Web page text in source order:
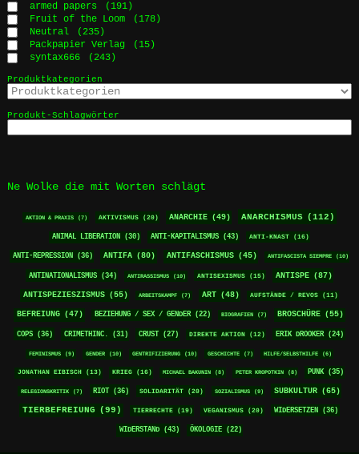
armed papers
(191)
Fruit of the Loom
(178)
Neutral
(235)
Packpapier Verlag
(15)
syntax666
(243)
Produktkategorien
Produkt-Schlagwörter
Ne Wolke die mit Worten schlägt
AKTION & PRAXIS (7) AKTIVISMUS (20) ANARCHIE (49) ANARCHISMUS (112)
ANIMAL LIBERATION (30) ANTI-KAPITALISMUS (43) ANTI-KNAST (16)
ANTI-REPRESSION (36) ANTIFA (80) ANTIFASCHISMUS (45) ANTIFASCISTA SIEMPRE (10)
ANTINATIONALISMUS (34) ANTIRASSISMUS (10) ANTISEXISMUS (15) ANTISPE (87)
ANTISPEZIESZISMUS (55) ARBEITSKAMPF (7) ART (48) AUFSTÄNDE / REVOS (11)
BEFREIUNG (47) BEZIEHUNG / SEX / GENDER (22) BIOGRAFIEN (7) BROSCHÜRE (55)
COPS (36) CRIMETHINC. (31) CRUST (27) DIREKTE AKTION (12) ERIK DROOKER (24)
FEMINISMUS (9) GENDER (10) GENTRIFIZIERUNG (10) GESCHICHTE (7) HILFE/SELBSTHILFE (6)
JONATHAN EIBISCH (13) KRIEG (16) MICHAEL BAKUNIN (8) PETER KROPOTKIN (8) PUNK (35)
RELEGIONSKRITIK (7) RIOT (36) SOLIDARITÄT (20) SOZIALISMUS (9) SUBKULTUR (65)
TIERBEFREIUNG (99) TIERRECHTE (19) VEGANISMUS (20) WIDERSETZEN (36)
WIDERSTAND (43) ÖKOLOGIE (22)